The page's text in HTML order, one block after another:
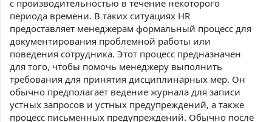
с производительностью в течение некоторого
периода времени. В таких ситуациях HR
предоставляет менеджерам формальный процесс для
документирования проблемной работы или
поведения сотрудника. Этот процесс предназначен
для того, чтобы помочь менеджеру выполнить
требования для принятия дисциплинарных мер. Он
обычно предполагает ведение журнала для записи
устных запросов и устных предупреждений, а также
процесс письменных предупреждений. Обычно после